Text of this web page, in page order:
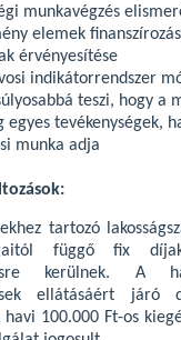
munkavégzés
elemek
érvényesítése
indikátorrendszer
teszi, hogy a
egyes tevékenységek,
munka adja
tartozó
függő fix
kerülnek. A
ellátásáért járó
havi 100.000 Ft-os